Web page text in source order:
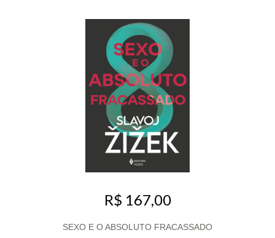
R$ 167,00
SEXO E O ABSOLUTO FRACASSADO